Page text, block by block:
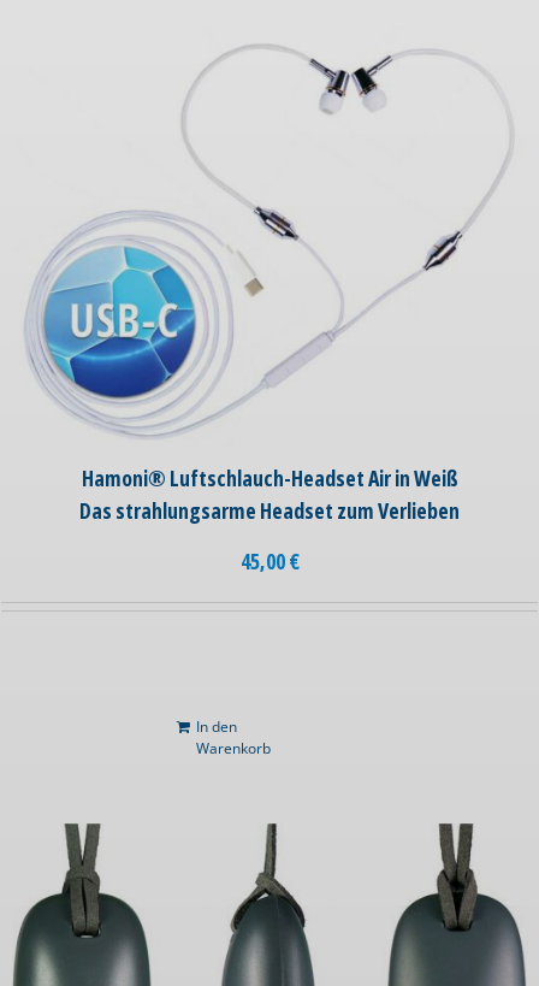
Hamoni® Luftschlauch-Headset Air in Weiß
Das strahlungsarme Headset zum Verlieben
45,00€
In den
Warenkorb